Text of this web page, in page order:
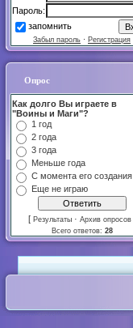
Пароль:
запомнить
Забыл пароль · Регистрация
Опрос
Как долго Вы играете в
"Воины и Маги"?
1 год
2 года
3 года
Меньше года
С момента его создания
Еще не играю
[ Результаты · Архив опросов
Всего ответов: 28